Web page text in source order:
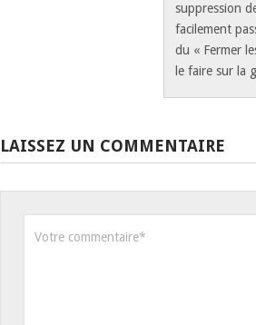
suppression
facilement
du « Fermer
le faire sur la
LAISSEZ UN COMMENTAIRE